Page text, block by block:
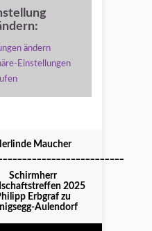
ändern
Einstellungen
Maucher
Schirmherr
2025
Erbgraf zu
Aulendorf